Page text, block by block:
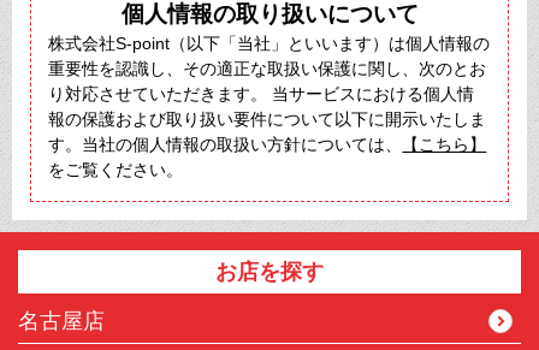
個人情報の取り扱いについて
株式会社S-point（以下「当社」といいます）は個人情報の
重要性を認識し、その適正な取扱い保護に関し、次のとお
り対応させていただきます。 当サービスにおける個人情
報の保護および取り扱い要件について以下に開示いたしま
す。当社の個人情報の取扱い方針については、
【こちら】
をご覧ください。
お店を探す
名古屋店